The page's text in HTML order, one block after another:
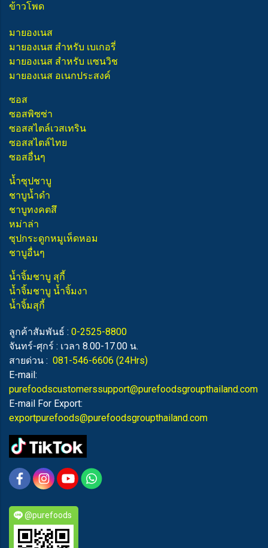
ข้าวโพด
มายองเนส
มายองเนส สำหรับ เบเกอรี่
มายองเนส สำหรับ แซนวิช
มายองเนส อเนกประสงค์
ซอส
ซอสพิซซ่า
ซอสสไตล์เวสเทริน
ซอสสไตล์ไทย
ซอสอื่นๆ
น้ำซุปชาบู
ชาบูน้ำดำ
ชาบูทงคตสึ
หม่าล่า
ซุปกระดูกหมูเห็ดหอม
ชาบูอื่นๆ
น้ำจิ้มชาบู สุกี้
น้ำจิ้มชาบู น้ำจิ้มงา
น้ำจิ้มสุกี้
ลูกค้าสัมพันธ์ : 0-2525-8800
จันทร์-ศุกร์ : เวลา 8.00-17.00 น.
สายด่วน : 081-546-6606 (24Hrs)
E-mail:
purefoodscustomerssupport@purefoodsgroupthailand.com
E-mail For Export:
exportpurefoods@purefoodsgroupthailand.com
@purefoods